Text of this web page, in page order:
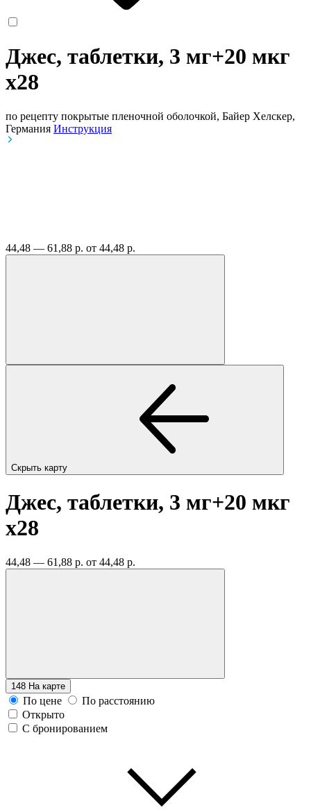
Джес, таблетки, 3 мг+20 мкг
x28
по рецепту покрытые пленочной оболочкой, Байер Хелскер,
Германия Инструкция
44,48 — 61,88 р. от 44,48 р.
Скрыть карту
Джес, таблетки, 3 мг+20 мкг
x28
44,48 — 61,88 р. от 44,48 р.
148 На карте
По цене
По расстоянию
Открыто
С бронированием